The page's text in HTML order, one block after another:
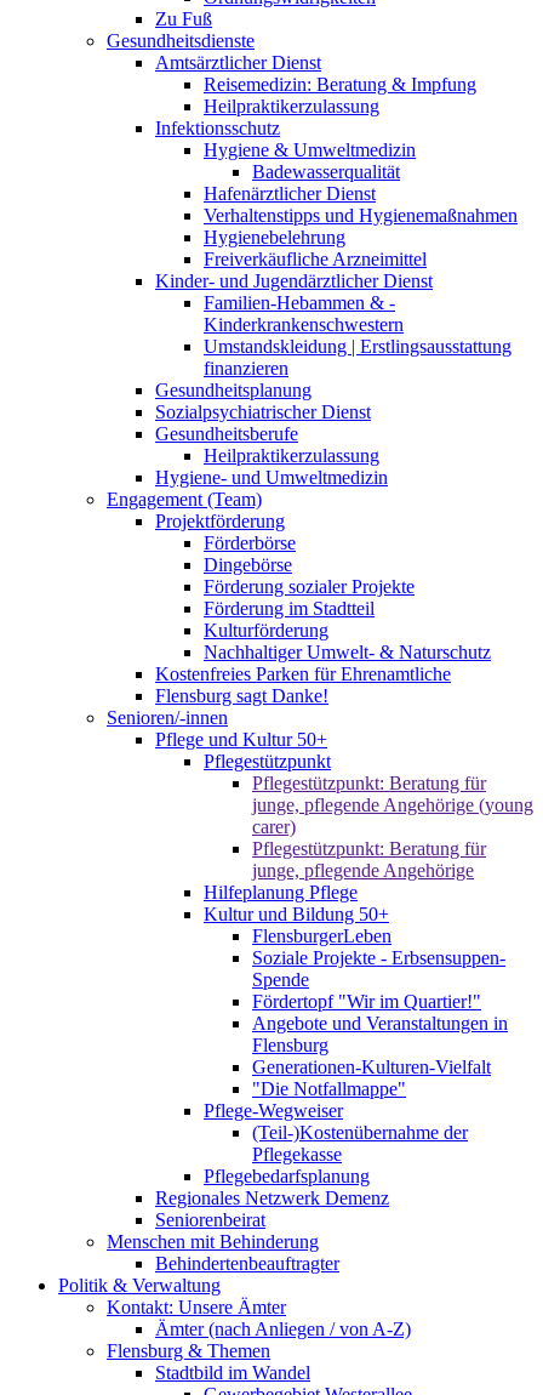
Zu Fuß
Gesundheitsdienste
Amtsärztlicher Dienst
Reisemedizin: Beratung & Impfung
Heilpraktikerzulassung
Infektionsschutz
Hygiene & Umweltmedizin
Badewasserqualität
Hafenärztlicher Dienst
Verhaltenstipps und Hygienemaßnahmen
Hygienebelehrung
Freiverkäufliche Arzneimittel
Kinder- und Jugendärztlicher Dienst
Familien-Hebammen & -
Kinderkrankenschwestern
Umstandskleidung | Erstlingsausstattung
finanzieren
Gesundheitsplanung
Sozialpsychiatrischer Dienst
Gesundheitsberufe
Heilpraktikerzulassung
Hygiene- und Umweltmedizin
Engagement (Team)
Projektförderung
Förderbörse
Dingebörse
Förderung sozialer Projekte
Förderung im Stadtteil
Kulturförderung
Nachhaltiger Umwelt- & Naturschutz
Kostenfreies Parken für Ehrenamtliche
Flensburg sagt Danke!
Senioren/-innen
Pflege und Kultur 50+
Pflegestützpunkt
Pflegestützpunkt: Beratung für
junge, pflegende Angehörige (young
carer)
Pflegestützpunkt: Beratung für
junge, pflegende Angehörige
Hilfeplanung Pflege
Kultur und Bildung 50+
FlensburgerLeben
Soziale Projekte - Erbsensuppen-
Spende
Fördertopf "Wir im Quartier!"
Angebote und Veranstaltungen in
Flensburg
Generationen-Kulturen-Vielfalt
"Die Notfallmappe"
Pflege-Wegweiser
(Teil-)Kostenübernahme der
Pflegekasse
Pflegebedarfsplanung
Regionales Netzwerk Demenz
Seniorenbeirat
Menschen mit Behinderung
Behindertenbeauftragter
Politik & Verwaltung
Kontakt: Unsere Ämter
Ämter (nach Anliegen / von A-Z)
Flensburg & Themen
Stadtbild im Wandel